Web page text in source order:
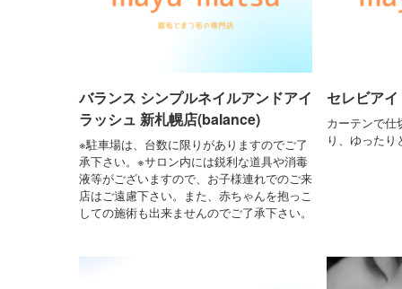
バランス シンプルネイルアンドアイ
ラッシュ 新札幌店(balance)
※駐車場は、台数に限りがありますのでご了
承下さい。※サロン内には鋭利な道具や消毒
液等がございますので、お子様連れでのご来
店はご遠慮下さい。また、赤ちゃんを抱っこ
しての施術も出来ませんのでご了承下さい。
セレビア
カーテンで仕
り、ゆったり